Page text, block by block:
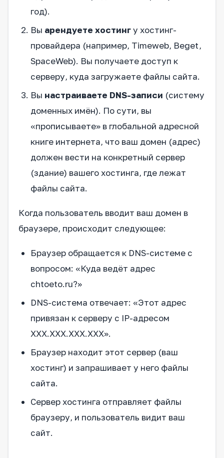
год).
Вы арендуете хостингу хостинг-
провайдера (например, Timeweb, Beget,
SpaceWeb). Вы получаете доступ к
серверу, куда загружаете файлы сайта.
Вы настраиваете DNS-записи (систему
доменных имён). По сути, вы
«прописываете» в глобальной адресной
книге интернета, что ваш домен (адрес)
должен вести на конкретный сервер
(здание) вашего хостинга, где лежат
файлы сайта.
Когда пользователь вводит ваш домен в
браузере, происходит следующее:
Браузер обращается к DNS-системе с
вопросом: «Куда ведёт адрес
chtoeto.ru?»
DNS-система отвечает: «Этот адрес
привязан к серверу с IP-адресом
XXX.XXX.XXX.XXX».
Браузер находит этот сервер (ваш
хостинг) и запрашивает у него файлы
сайта.
Сервер хостинга отправляет файлы
браузеру, и пользователь видит ваш
сайт.